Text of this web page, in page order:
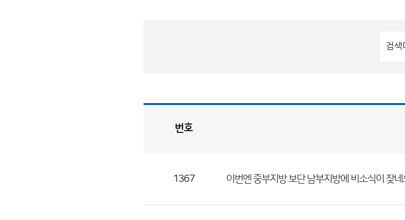
번호
1367 이번엔 중부지방 보단 남부지방에 비소식이 잦네